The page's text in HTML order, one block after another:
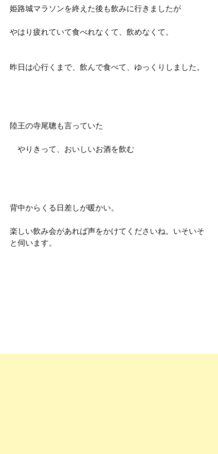
姫路城マラソンを終えた後も飲みに行きましたが
やはり疲れていて食べれなくて、飲めなくて。
昨日は心行くまで、飲んで食べて、ゆっくりしました。
陸王の寺尾聰も言っていた
やりきって、おいしいお酒を飲む
背中からくる日差しが暖かい。
楽しい飲み会があれば声をかけてくださいね。いそいそ
と伺います。